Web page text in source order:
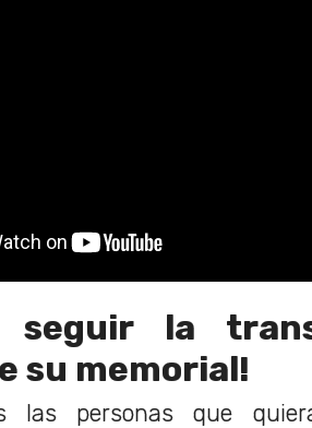
seguir la
su memorial!
las personas que